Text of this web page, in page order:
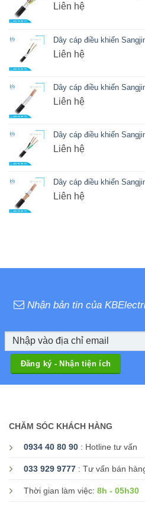
Liên hệ
Dây cáp điều khiển
Liên hệ
Dây cáp điều khiển
Liên hệ
Dây cáp điều khiển
Liên hệ
Dây cáp điều khiển
Liên hệ
Nhận bản tin của
CHĂM SÓC KHÁCH HÀNG
0934 40 80 90 : Hotline tư vấn
033 929 9777 : Tư vấn bán
Thời gian làm việc: 8h - 05h30